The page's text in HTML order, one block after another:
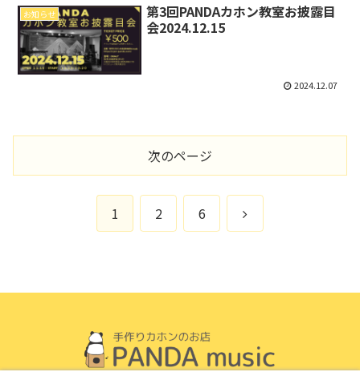
お知らせ
第3回PANDAカホン教室お披露目
会2024.12.15
2024.12.07
次のページ
1 2 6
次